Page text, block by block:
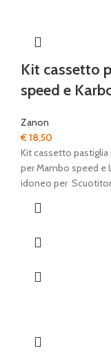
Kit cassetto
speed e
Zanon
€18,50
Kit cassetto
per Mambo speed e
idoneo per